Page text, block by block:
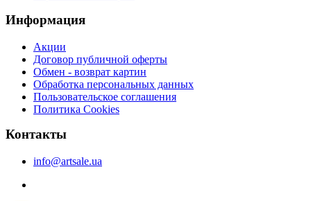
Информация
Акции
Договор публичной оферты
Обмен - возврат картин
Обработка персональных данных
Пользовательское соглашения
Политика Cookies
Контакты
info@artsale.ua